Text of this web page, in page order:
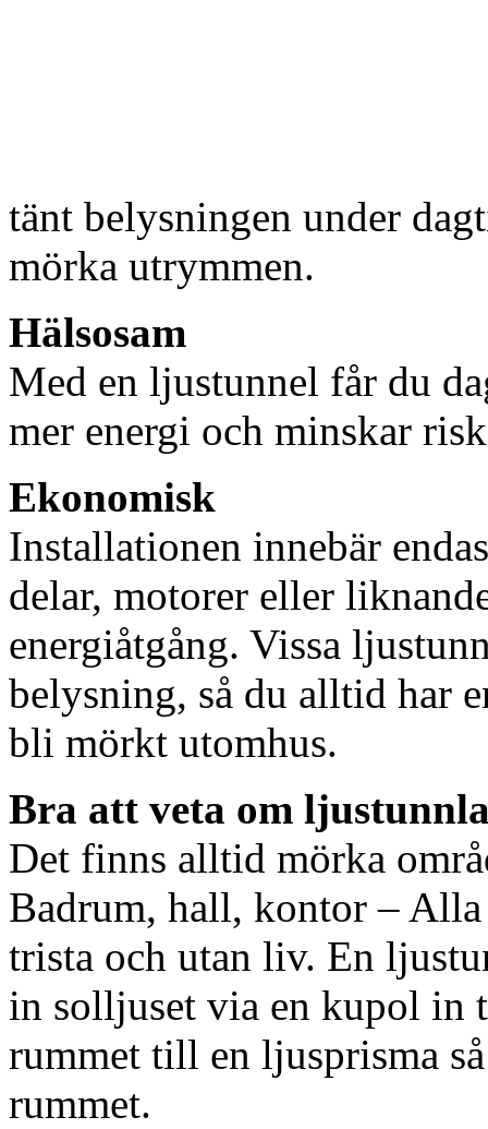
tänt belysningen under
mörka utrymmen.
Hälsosam
Med en ljustunnel får du
mer energi och minskar
Ekonomisk
Installationen innebär
delar, motorer eller
energiåtgång. Vissa
belysning, så du alltid har
bli mörkt utomhus.
Bra att veta om
Det finns alltid mörka
Badrum, hall, kontor – Alla
trista och utan liv. En
in solljuset via en kupol in
rummet till en ljusprisma
rummet.